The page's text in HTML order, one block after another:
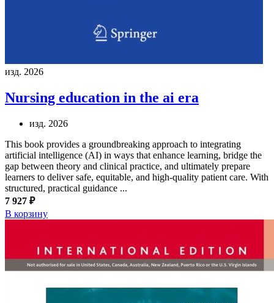
изд. 2026
Nursing education in the ai era
изд. 2026
This book provides a groundbreaking approach to integrating
artificial intelligence (AI) in ways that enhance learning, bridge the
gap between theory and clinical practice, and ultimately prepare
learners to deliver safe, equitable, and high-quality patient care. With
structured, practical guidance ...
7 927 ₽
В корзину